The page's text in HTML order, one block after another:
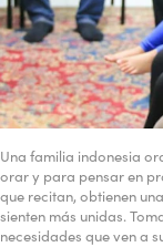
Una familia indonesia
orar y para pensar en
que recitan, obtienen
sienten más unidas.
necesidades que ven a